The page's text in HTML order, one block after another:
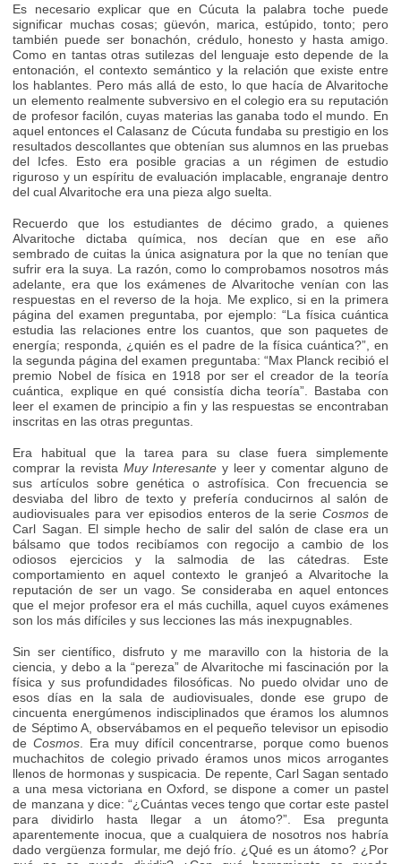
Es necesario explicar que en Cúcuta la palabra toche puede
significar muchas cosas; güevón, marica, estúpido, tonto; pero
también puede ser bonachón, crédulo, honesto y hasta amigo.
Como en tantas otras sutilezas del lenguaje esto depende de la
entonación, el contexto semántico y la relación que existe entre
los hablantes. Pero más allá de esto, lo que hacía de Alvaritoche
un elemento realmente subversivo en el colegio era su reputación
de profesor facilón, cuyas materias las ganaba todo el mundo. En
aquel entonces el Calasanz de Cúcuta fundaba su prestigio en los
resultados descollantes que obtenían sus alumnos en las pruebas
del Icfes. Esto era posible gracias a un régimen de estudio
riguroso y un espíritu de evaluación implacable, engranaje dentro
del cual Alvaritoche era una pieza algo suelta.
Recuerdo que los estudiantes de décimo grado, a quienes
Alvaritoche dictaba química, nos decían que en ese año
sembrado de cuitas la única asignatura por la que no tenían que
sufrir era la suya. La razón, como lo comprobamos nosotros más
adelante, era que los exámenes de Alvaritoche venían con las
respuestas en el reverso de la hoja. Me explico, si en la primera
página del examen preguntaba, por ejemplo: “La física cuántica
estudia las relaciones entre los cuantos, que son paquetes de
energía; responda, ¿quién es el padre de la física cuántica?”, en
la segunda página del examen preguntaba: “Max Planck recibió el
premio Nobel de física en 1918 por ser el creador de la teoría
cuántica, explique en qué consistía dicha teoría”. Bastaba con
leer el examen de principio a fin y las respuestas se encontraban
inscritas en las otras preguntas.
Era habitual que la tarea para su clase fuera simplemente
comprar la revista Muy Interesante y leer y comentar alguno de
sus artículos sobre genética o astrofísica. Con frecuencia se
desviaba del libro de texto y prefería conducirnos al salón de
audiovisuales para ver episodios enteros de la serie Cosmosde
Carl Sagan. El simple hecho de salir del salón de clase era un
bálsamo que todos recibíamos con regocijo a cambio de los
odiosos ejercicios y la salmodia de las cátedras. Este
comportamiento en aquel contexto le granjeó a Alvaritoche la
reputación de ser un vago. Se consideraba en aquel entonces
que el mejor profesor era el más cuchilla, aquel cuyos exámenes
son los más difíciles y sus lecciones las más inexpugnables.
Sin ser científico, disfruto y me maravillo con la historia de la
ciencia, y debo a la “pereza” de Alvaritoche mi fascinación por la
física y sus profundidades filosóficas. No puedo olvidar uno de
esos días en la sala de audiovisuales, donde ese grupo de
cincuenta energúmenos indisciplinados que éramos los alumnos
de Séptimo A, observábamos en el pequeño televisor un episodio
de Cosmos . Era muy difícil concentrarse, porque como buenos
muchachitos de colegio privado éramos unos micos arrogantes
llenos de hormonas y suspicacia. De repente, Carl Sagan sentado
a una mesa victoriana en Oxford, se dispone a comer un pastel
de manzana y dice: “¿Cuántas veces tengo que cortar este pastel
para dividirlo hasta llegar a un átomo?”. Esa pregunta
aparentemente inocua, que a cualquiera de nosotros nos habría
dado vergüenza formular, me dejó frío. ¿Qué es un átomo? ¿Por